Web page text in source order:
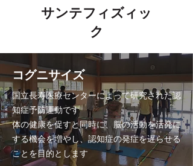
サンテフィズィッ
ク
コグニサイズ
国立長寿医療センターによって研究された認
知症予防運動です
体の健康を促すと同時に、脳の活動を活発に
する機会を増やし、認知症の発症を遅らせる
ことを目的とします